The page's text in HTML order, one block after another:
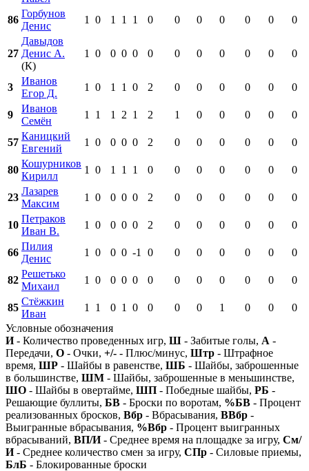
86
Горбунов
Денис
1 0 1 1 1 0 0 0 0 0 0 0
27
Давыдов
Денис А.
(К)
1 0 0 0 0 0 0 0 0 0 0 0
3
Иванов
Егор Д.
1 0 1 1 0 2 0 0 0 0 0 0
9
Иванов
Семён
1 1 1 2 1 2 1 0 0 0 0 0
57
Каницкий
Евгений
1 0 0 0 0 2 0 0 0 0 0 0
80
Кошурников
Кирилл
1 0 1 1 1 0 0 0 0 0 0 0
23
Лазарев
Максим
1 0 0 0 0 2 0 0 0 0 0 0
10
Петраков
Иван В.
1 0 0 0 0 2 0 0 0 0 0 0
66
Пилия
Денис
1 0 0 0 -1 0 0 0 0 0 0 0
82
Решетько
Михаил
1 0 0 0 0 0 0 0 0 0 0 0
85
Стёжкин
Иван
1 1 0 1 0 0 0 0 1 0 0
0
Условные обозначения
И- Количество проведенных игр, Ш - Забитые голы, А -
Передачи, О - Очки, +/- - Плюс/минус, Штр - Штрафное
время, ШР - Шайбы в равенстве, ШБ - Шайбы, заброшенные
в большинстве, ШМ - Шайбы, заброшенные в меньшинстве,
ШО - Шайбы в овертайме, ШП - Победные шайбы, РБ -
Решающие буллиты, БВ - Броски по воротам, %БВ - Процент
реализованных бросков, Вбр - Вбрасывания, ВВбр -
Выигранные вбрасывания, %Вбр - Процент выигранных
вбрасываний, ВП/И- Среднее время на площадке за игру, См/
И- Среднее количество смен за игру, СПр - Силовые приемы,
БлБ - Блокированные броски